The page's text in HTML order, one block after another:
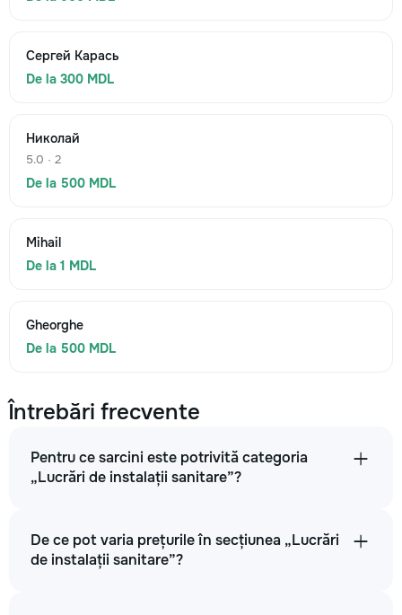
Сергей Карась
De la 300 MDL
Николай
5.0 · 2
De la 500 MDL
Mihail
De la 1 MDL
Gheorghe
De la 500 MDL
Întrebări frecvente
Pentru ce sarcini este potrivită categoria
„Lucrări de instalații sanitare”?
De ce pot varia prețurile în secțiunea „Lucrări
de instalații sanitare”?